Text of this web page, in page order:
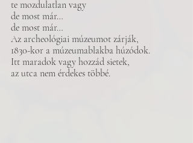
te mozdulatlan vagy
de most már…
de most már…
Az archeológiai múzeumot zárják,
1830-kor a múzeumablakba húzódok.
Itt maradok vagy hozzád sietek,
az utca nem érdekes többé.